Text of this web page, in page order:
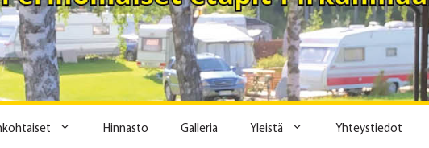
Hinnasto Galleria Yleistä Yhteystiedot